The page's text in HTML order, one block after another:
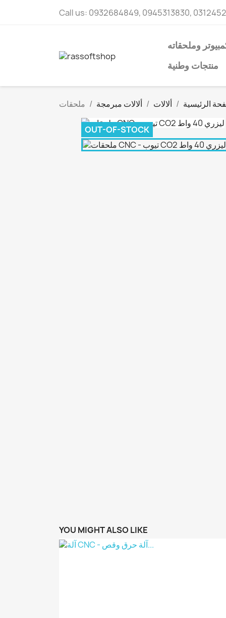
Call us: 0932684849, 0945313830,
وملحقاته
منتجات وطنية
الرئيسية ألالات ألالات مبرمجة
OUT-OF-STOCK
YOU MIGHT ALSO LIKE